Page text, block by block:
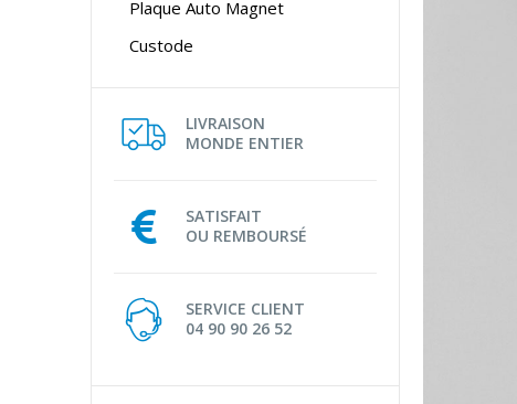
Plaque Auto Magnet
Custode
LIVRAISON
MONDE ENTIER
SATISFAIT
OU REMBOURSÉ
SERVICE CLIENT
04 90 90 26 52